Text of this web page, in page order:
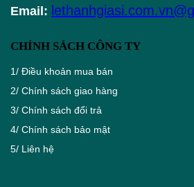
Email:
CHÍNH SÁCH CÔNG TY
1/ Điều khoản mua bán
2/ Chính sách giao hàng
3/ Chính sách đổi trả
4/ Chính sách bảo mật
5/ Liên hệ